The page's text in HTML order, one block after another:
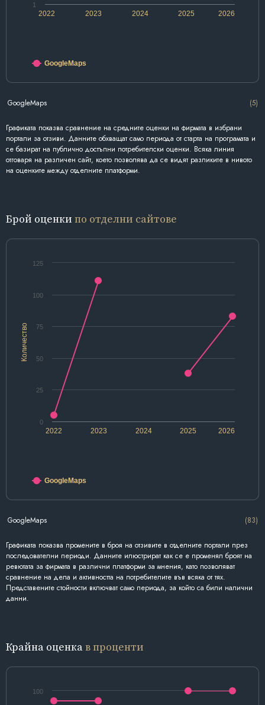
2022 2024 2026
2023 2025
1
GoogleMaps
GoogleMaps (5)
Графиката показва сравнение на средните оценки на фирмата в избрани
портали за отзиви. Данните обхващат само периода от старта на програмата и
се базират на публично достъпни потребителски оценки. Всяка линия
отговаря на различен сайт, което позволява да се видят разликите в нивото
на оценките между отделните платформи.
Брой оценки по отделни сайтове
Количество
2022 2024 2026
2023 2025
0
25
50
75
100
125
GoogleMaps
GoogleMaps (83)
Графиката показва промените в броя на отзивите в отделните портали през
последователни периоди. Данните илюстрират как се е променял броят на
ревютата за фирмата в различни платформи за мнения, като позволяват
сравнение на дела и активността на потребителите във всяка от тях.
Представените стойности включват само периода, за който са били налични
данни.
Крайна оценкав проценти
100